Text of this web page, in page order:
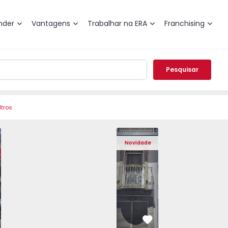
Vantagens Trabalhar na ERA Franchising
Pesquisar
T2 Fundão, Aldeia de Joanes - 1570440 - 1
Novidade
Apartamento T1 Fundão, Fundão -
Apartamento T1 Fundão,
Apartamento T1
Favorito